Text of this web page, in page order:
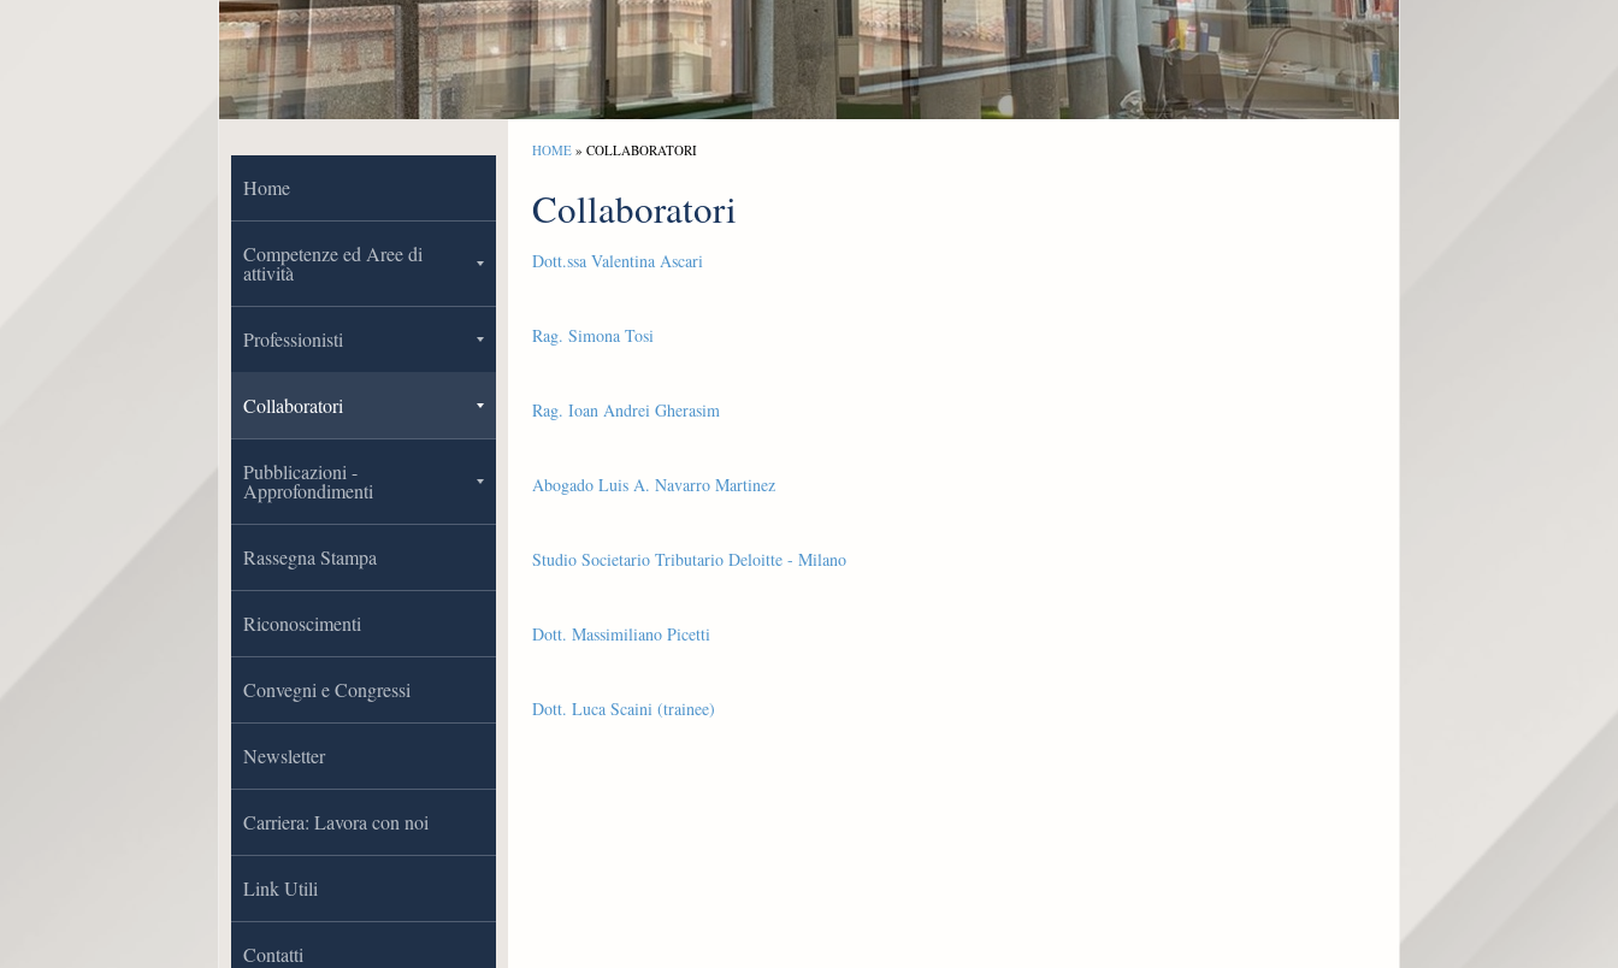
HOME » COLLABORATORI
Collaboratori
Dott.ssa Valentina Ascari
Rag. Simona Tosi
Rag. Ioan Andrei Gherasim
Abogado Luis A. Navarro Martinez
Studio Societario Tributario Deloitte - Milano
Dott. Massimiliano Picetti
Dott. Luca Scaini (trainee)
Home
Competenze ed Aree di
attività
Professionisti
Collaboratori
Pubblicazioni -
Approfondimenti
Rassegna Stampa
Riconoscimenti
Convegni e Congressi
Newsletter
Carriera: Lavora con noi
Link Utili
Contatti